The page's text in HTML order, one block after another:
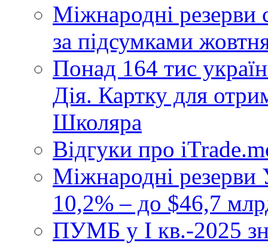
Міжнародні
за підсумками
Понад 164 тис
Дія. Картку для
Школяра
Відгуки про
Міжнародні резерви
10,2% – до $46,7
ПУМБ у I кв.-2025